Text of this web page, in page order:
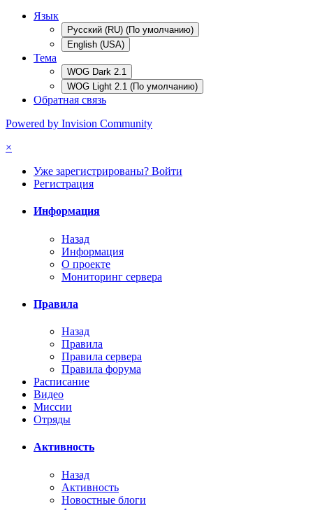
Язык
Русский (RU) (По умолчанию)
English (USA)
Тема
WOG Dark 2.1
WOG Light 2.1 (По умолчанию)
Обратная связь
Powered by Invision Community
×
Уже зарегистрированы? Войти
Регистрация
Информация
Назад
Информация
О проекте
Мониторинг сервера
Правила
Назад
Правила
Правила сервера
Правила форума
Расписание
Видео
Миссии
Отряды
Активность
Назад
Активность
Новостные блоги